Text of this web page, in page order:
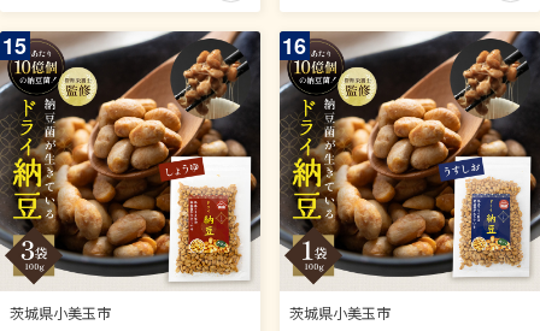
すしお) 96-K
レーン) 96-J
15
茨城県小美玉市
16
茨城県小美玉市